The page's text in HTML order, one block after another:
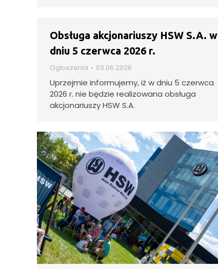
Obsługa akcjonariuszy HSW S.A. w
dniu 5 czerwca 2026 r.
Ogłoszenia 03.06.2026
Uprzejmie informujemy, iż w dniu 5 czerwca
2026 r. nie będzie realizowana obsługa
akcjonariuszy HSW S.A.